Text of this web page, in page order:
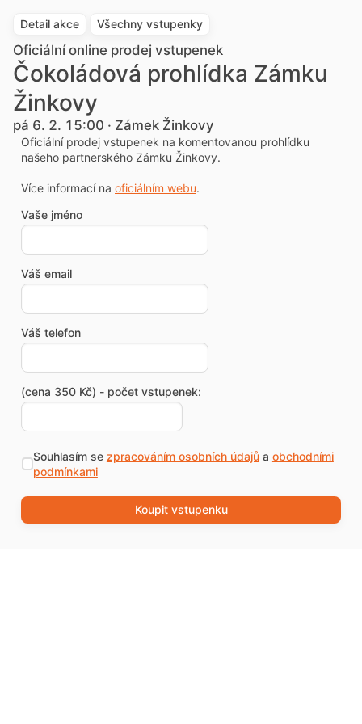
Detail akce Všechny vstupenky
Oficiální online prodej vstupenek
Čokoládová prohlídka Zámku
Žinkovy
pá 6. 2. 15:00 · Zámek Žinkovy
Oficiální prodej vstupenek na komentovanou prohlídku
našeho partnerského Zámku Žinkovy.
Více informací na oficiálním webu.
Vaše jméno
Váš email
Váš telefon
(cena 350 Kč) - počet vstupenek:
Souhlasím se zpracováním osobních údajůa obchodními
podmínkami
Koupit vstupenku